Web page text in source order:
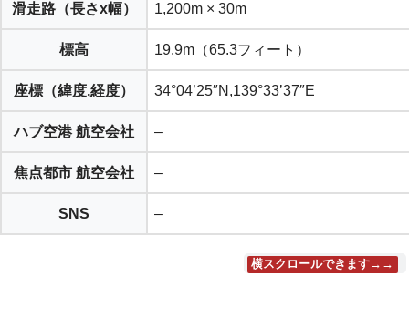
滑走路（長さx幅） 1,200m × 30m
標高 19.9m（65.3フィート）
座標（緯度,経度） 34°04’25″N,139°33’37″E
ハブ空港 航空会社 –
焦点都市 航空会社 –
SNS –
横スクロールできます→→